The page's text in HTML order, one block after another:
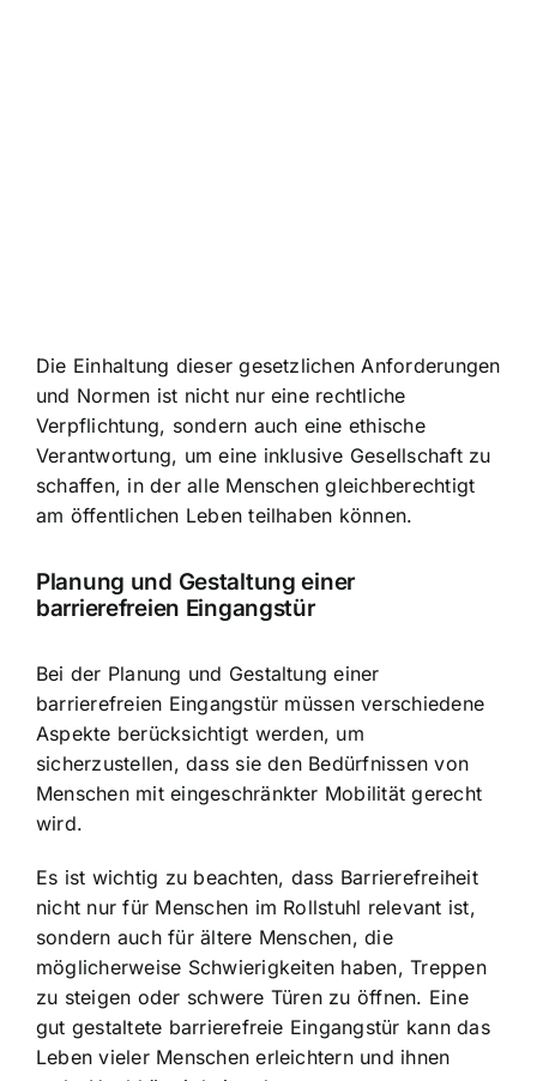
Die Einhaltung dieser gesetzlichen Anforderungen
und Normen ist nicht nur eine rechtliche
Verpflichtung, sondern auch eine ethische
Verantwortung, um eine inklusive Gesellschaft zu
schaffen, in der alle Menschen gleichberechtigt
am öffentlichen Leben teilhaben können.
Planung und Gestaltung einer
barrierefreien Eingangstür
Bei der Planung und Gestaltung einer
barrierefreien Eingangstür müssen verschiedene
Aspekte berücksichtigt werden, um
sicherzustellen, dass sie den Bedürfnissen von
Menschen mit eingeschränkter Mobilität gerecht
wird.
Es ist wichtig zu beachten, dass Barrierefreiheit
nicht nur für Menschen im Rollstuhl relevant ist,
sondern auch für ältere Menschen, die
möglicherweise Schwierigkeiten haben, Treppen
zu steigen oder schwere Türen zu öffnen. Eine
gut gestaltete barrierefreie Eingangstür kann das
Leben vieler Menschen erleichtern und ihnen